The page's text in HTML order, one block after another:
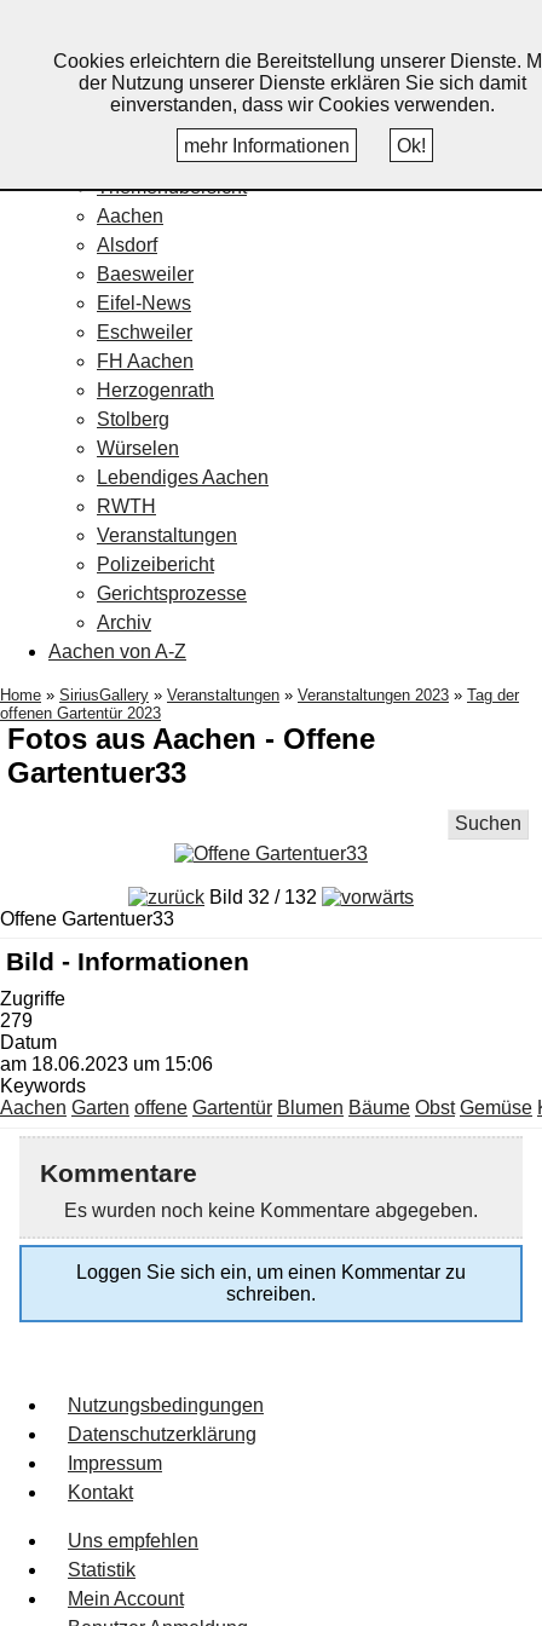
Home
Veranstaltungskalender
Themenübersicht
Aachen
Alsdorf
Baesweiler
Eifel-News
Eschweiler
FH Aachen
Herzogenrath
Stolberg
Würselen
Lebendiges Aachen
RWTH
Veranstaltungen
Polizeibericht
Gerichtsprozesse
Archiv
Aachen von A-Z
Home » SiriusGallery » Veranstaltungen » Veranstaltungen 2023 » Tag der
offenen Gartentür 2023
Fotos aus Aachen - Offene
Gartentuer33
Suchen
Bild 32 / 132
Offene Gartentuer33
Bild - Informationen
Zugriffe
279
Datum
am 18.06.2023 um 15:06
Keywords
Aachen Garten offene Gartentür Blumen Bäume Obst Gemüse
Kommentare
Es wurden noch keine Kommentare abgegeben.
Loggen Sie sich ein, um einen Kommentar zu
schreiben.
Nutzungsbedingungen
Datenschutzerklärung
Impressum
Kontakt
Uns empfehlen
Statistik
Mein Account
Cookies erleichtern die Bereitstellung unserer Dienste.
der Nutzung unserer Dienste erklären Sie sich damit
einverstanden, dass wir Cookies verwenden.
mehr Informationen
Ok!